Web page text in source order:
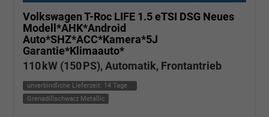
Volkswagen T-Roc LIFE 1.5 eTSI DSG Neues
Modell*AHK*Android
Auto*SHZ*ACC*Kamera*5J
Garantie*Klimaauto*
110 kW (150 PS), Automatik, Frontantrieb
unverbindliche Lieferzeit: 14 Tage
Grenadillschwarz Metallic